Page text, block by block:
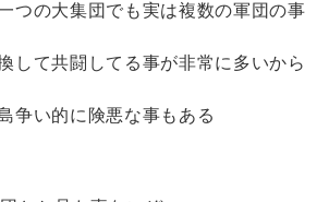
つの大集団でも実は複数の軍団の事
して共闘してる事が非常に多いから
争い的に険悪な事もある